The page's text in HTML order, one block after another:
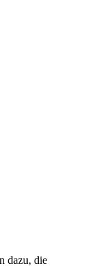
dazu, die